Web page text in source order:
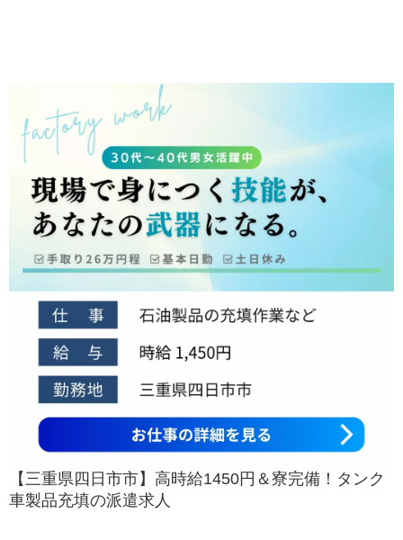
【三重県四日市市】高時給1450円＆寮完備！タンク
車製品充填の派遣求人